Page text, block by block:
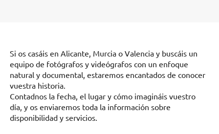
Si os casáis en Alicante, Murcia o Valencia y buscáis un
equipo de fotógrafos y videógrafos con un enfoque
natural y documental, estaremos encantados de conocer
vuestra historia.
Contadnos la fecha, el lugar y cómo imagináis vuestro
día, y os enviaremos toda la información sobre
disponibilidad y servicios.